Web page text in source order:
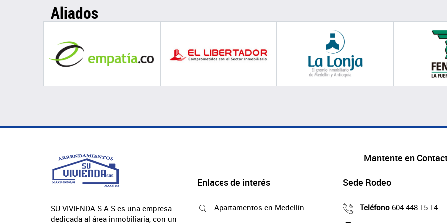
Aliados
SU VIVIENDA S.A.S es una empresa
dedicada al área inmobiliaria, con un
Mantente en
Enlaces de interés
Apartamentos en Medellín
Sede Rodeo
Teléfono604 448 15 14